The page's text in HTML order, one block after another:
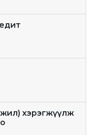
хэрэгжүүлж